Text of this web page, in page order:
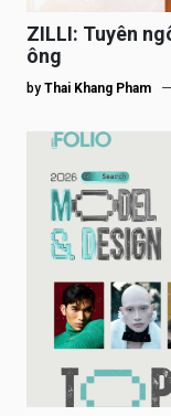
ZILLI: Tuyên
ông
by Thai Khang Pham